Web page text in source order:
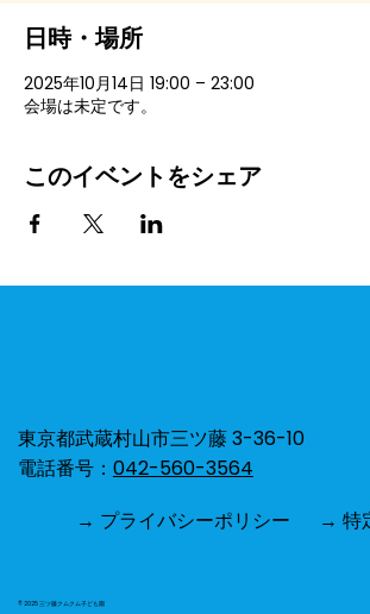
日時・場所
2025年10月14日 19:00 – 23:00
会場は未定です。
このイベントをシェア
東京都武蔵村山市三ツ藤 3-36-10
電話番号： 042-560-3564
→ プライバシーポリシー
→ 特
© 2025 三ツ藤クムクム子ども園